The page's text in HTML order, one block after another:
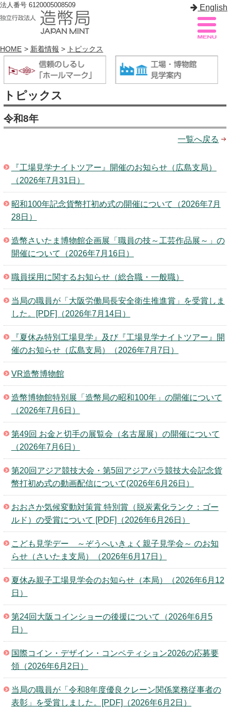
法人番号 6120005008509 English
造幣局案内 サイトマップ
トップページ
造幣局について
貨幣を知る
造幣局を楽しむ
造幣局製品を買う
キッズページ
公式SNS
HOME > 新着情報 > トピックス
トピックス
令和8年
一覧へ戻る
『工場見学ナイトツアー』開催のお知らせ（広島支局）
（2026年7月31日）
昭和100年記念貨幣打初め式の開催について（2026年7月
28日）
造幣さいたま博物館企画展「職員の技～工芸作品展～」の
開催について（2026年7月16日）
職員採用に関するお知らせ（総合職・一般職）
当局の職員が「大阪労働局長安全衛生推進賞」を受賞しま
した。[PDF]（2026年7月14日）
『夏休み特別工場見学』及び『工場見学ナイトツアー』開
催のお知らせ（広島支局）（2026年7月7日）
VR造幣博物館
造幣博物館特別展「造幣局の昭和100年」の開催について
（2026年7月6日）
第49回 お金と切手の展覧会（名古屋展）の開催について
（2026年7月6日）
第20回アジア競技大会・第5回アジアパラ競技大会記念貨
幣打初め式の動画配信について(2026年6月26日）
おおさか気候変動対策賞 特別賞（脱炭素化ランク：ゴー
ルド）の受賞について [PDF]（2026年6月26日）
こども見学デー ～ぞうへいきょく親子見学会～ のお知
らせ（さいたま支局）（2026年6月17日）
夏休み親子工場見学会のお知らせ（本局）（2026年6月12
日）
第24回大阪コインショーの後援について（2026年6月5
日）
国際コイン・デザイン・コンペティション2026の応募要
領（2026年6月2日）
当局の職員が「令和8年度優良クレーン関係業務従事者の
表彰」を受賞しました。[PDF]（2026年6月2日）